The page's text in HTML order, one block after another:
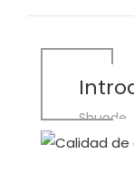
Shuode